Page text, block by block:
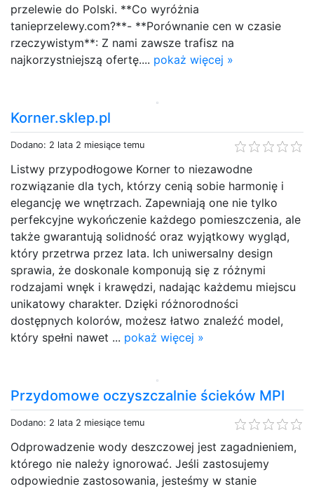
przelewie do Polski. **Co wyróżnia
tanieprzelewy.com?**- **Porównanie cen w czasie
rzeczywistym**: Z nami zawsze trafisz na
najkorzystniejszą ofertę.... pokaż więcej »
Korner.sklep.pl
Dodano: 2 lata 2 miesiące temu
Listwy przypodłogowe Korner to niezawodne
rozwiązanie dla tych, którzy cenią sobie harmonię i
elegancję we wnętrzach. Zapewniają one nie tylko
perfekcyjne wykończenie każdego pomieszczenia, ale
także gwarantują solidność oraz wyjątkowy wygląd,
który przetrwa przez lata. Ich uniwersalny design
sprawia, że doskonale komponują się z różnymi
rodzajami wnęk i krawędzi, nadając każdemu miejscu
unikatowy charakter. Dzięki różnorodności
dostępnych kolorów, możesz łatwo znaleźć model,
który spełni nawet ... pokaż więcej »
Przydomowe oczyszczalnie ścieków MPI
Dodano: 2 lata 2 miesiące temu
Odprowadzenie wody deszczowej jest zagadnieniem,
którego nie należy ignorować. Jeśli zastosujemy
odpowiednie zastosowania, jesteśmy w stanie